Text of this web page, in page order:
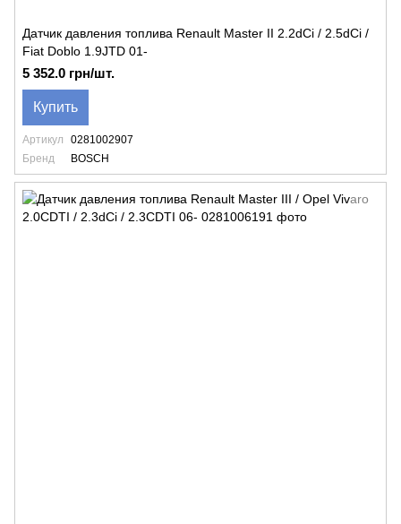
Датчик давления топлива Renault Master II 2.2dCi / 2.5dCi /
Fiat Doblo 1.9JTD 01-
5 352.0 грн/шт.
Купить
Артикул
0281002907
Бренд
BOSCH